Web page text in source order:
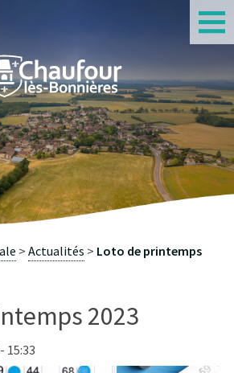
2023
15:33
Actualités
Loto de printemps